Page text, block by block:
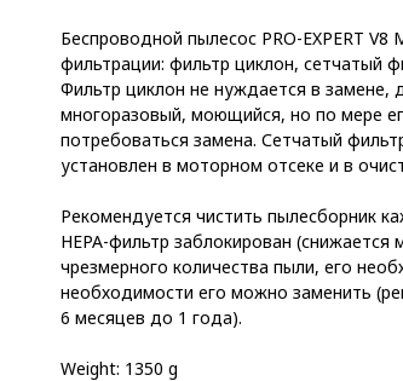
Беспроводной пылесос PRO-EXPERT
фильтрации: фильтр циклон, сетчатый
Фильтр циклон не нуждается в замене,
многоразовый, моющийся, но по мере
потребоваться замена. Сетчатый
установлен в моторном отсеке и в
Рекомендуется чистить пылесборник
HEPA-фильтр заблокирован
чрезмерного количества пыли, его
необходимости его можно заменить
6 месяцев до 1 года).
Weight: 1350 g